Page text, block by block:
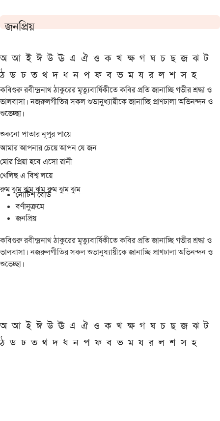
জনপ্রিয়
অ আ ই ঈ উ ঊ এ ঐ ও ক খ ক্ষ গ ঘ চ ছ জ ঝ ট
ঠ ড ঢ ত থ দ ধ ন প ফ ব ভ ম য র ল শ স হ
কবিগুরু রবীন্দ্রনাথ ঠাকুরের মৃত্যুবার্ষিকীতে কবির প্রতি জানাচ্ছি গভীর শ্রদ্ধা ও
ভালবাসা। নজরুলগীতির সকল শুভানুধ্যায়ীকে জানাচ্ছি প্রাণঢালা অভিনন্দন ও
শুভেচ্ছা।
শুকনো পাতার নূপুর পায়ে
আমার আপনার চেয়ে আপন যে জন
মোর প্রিয়া হবে এসো রানী
খেলিছ এ বিশ্ব লয়ে
রুম্ ঝুম্ ঝুম্ ঝুম্ রুম্ ঝুম্ ঝুম্
নোটিশ বোর্ড
বর্ণানুক্রমে
জনপ্রিয়
কবিগুরু রবীন্দ্রনাথ ঠাকুরের মৃত্যুবার্ষিকীতে কবির প্রতি জানাচ্ছি গভীর শ্রদ্ধা ও
ভালবাসা। নজরুলগীতির সকল শুভানুধ্যায়ীকে জানাচ্ছি প্রাণঢালা অভিনন্দন ও
শুভেচ্ছা।
অ আ ই ঈ উ ঊ এ ঐ ও ক খ ক্ষ গ ঘ চ ছ জ ঝ ট
ঠ ড ঢ ত থ দ ধ ন প ফ ব ভ ম য র ল শ স হ